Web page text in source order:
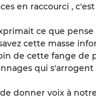
en raccourci ,
ce que
cette masse
de cette fange de
qui
donner voix à